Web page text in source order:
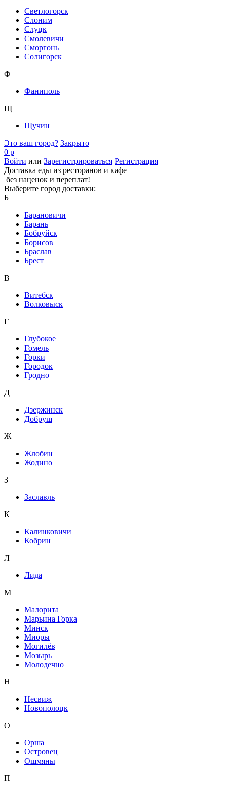
Светлогорск
Слоним
Слуцк
Смолевичи
Сморгонь
Солигорск
Ф
Фаниполь
Щ
Щучин
Это ваш город? Закрыто
0 р
Войти или Зарегистрироваться Регистрация
Доставка еды из ресторанов и кафе
без наценок и переплат!
Выберите город доставки:
Б
Барановичи
Барань
Бобруйск
Борисов
Браслав
Брест
В
Витебск
Волковыск
Г
Глубокое
Гомель
Горки
Городок
Гродно
Д
Дзержинск
Добруш
Ж
Жлобин
Жодино
З
Заславль
К
Калинковичи
Кобрин
Л
Лида
М
Малорита
Марьина Горка
Минск
Миоры
Могилёв
Мозырь
Молодечно
Н
Несвиж
Новополоцк
О
Орша
Островец
Ошмяны
П